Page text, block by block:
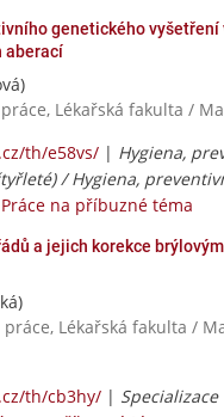
genetického vyšetření
aberací
Lékařská fakulta /
th/e58vs/ | Hygiena,
/ Hygiena,
Práce na příbuzné téma
a jejich korekce
Lékařská fakulta /
th/cb3hy/ |